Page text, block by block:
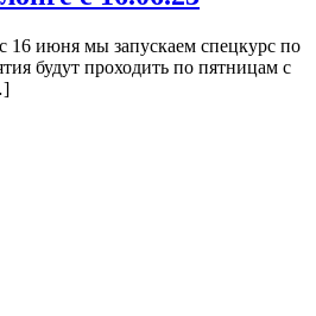
16 июня мы запускаем спецкурс по
будут проходить по пятницам с